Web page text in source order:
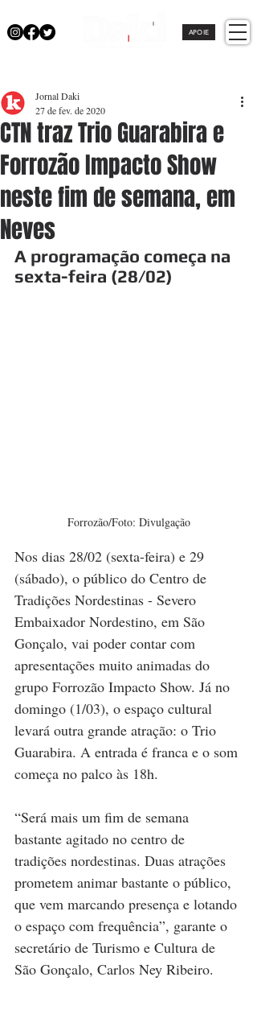
APOIE
CTN traz Trio Guarabira e
Forrozão Impacto Show
neste fim de semana, em
Neves
Jornal Daki
27 de fev. de 2020
A programação começa na
sexta-feira (28/02)
Forrozão/Foto: Divulgação
Nos dias 28/02 (sexta-feira) e 29
(sábado), o público do Centro de
Tradições Nordestinas - Severo
Embaixador Nordestino, em São
Gonçalo, vai poder contar com
apresentações muito animadas do
grupo Forrozão Impacto Show. Já no
domingo (1/03), o espaço cultural
levará outra grande atração: o Trio
Guarabira. A entrada é franca e o som
começa no palco às 18h.
“Será mais um fim de semana
bastante agitado no centro de
tradições nordestinas. Duas atrações
prometem animar bastante o público,
que vem marcando presença e lotando
o espaço com frequência”, garante o
secretário de Turismo e Cultura de
São Gonçalo, Carlos Ney Ribeiro.